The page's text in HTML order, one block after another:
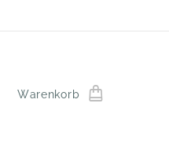
Warenkorb